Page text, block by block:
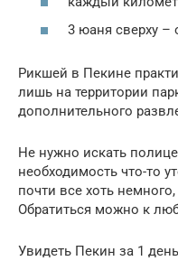
3 юаня сверху –
Рикшей в Пекине
лишь на территории
дополнительного
Не нужно искать
необходимость что-то
почти все хоть
Обратиться можно к
Увидеть Пекин за 1